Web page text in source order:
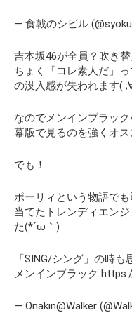
— 食戟のシビル
吉本坂46が全員？吹き
ちょく「コレ素人だ」
の没入感が失われます(
なのでメンインブラッ
幕版で見るのを強くオス
でも！
ポーリィという物語で
当てたトレンディエン
た(*´ω｀)
「SING/シング」の時
メンインブラック
— Onakin@Walker